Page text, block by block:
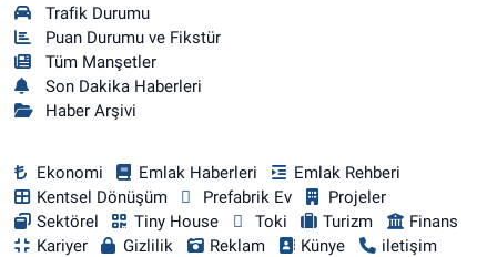
Trafik Durumu
Puan Durumu ve Fikstür
Tüm Manşetler
Son Dakika Haberleri
Haber Arşivi
Ekonomi Emlak Haberleri
Emlak Rehberi
Kentsel Dönüşüm
Prefabrik Ev
Projeler
Sektörel
Tiny House Toki Turizm
Finans
Kariyer
Gizlilik Reklam Künye iletişim